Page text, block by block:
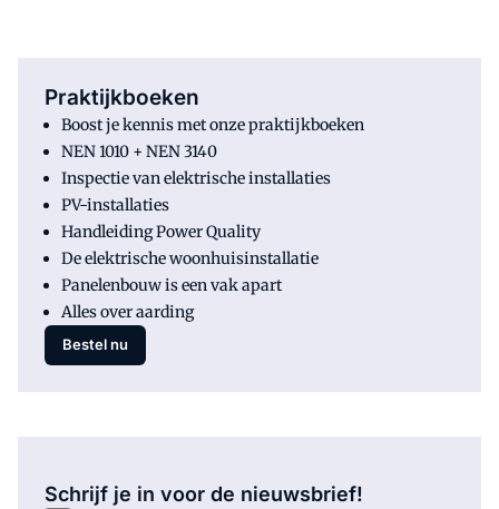
Praktijkboeken
Boost je kennis met onze praktijkboeken
NEN 1010 + NEN 3140
Inspectie van elektrische installaties
PV-installaties
Handleiding Power Quality
De elektrische woonhuisinstallatie
Panelenbouw is een vak apart
Alles over aarding
Bestel nu
Schrijf je in voor de nieuwsbrief!